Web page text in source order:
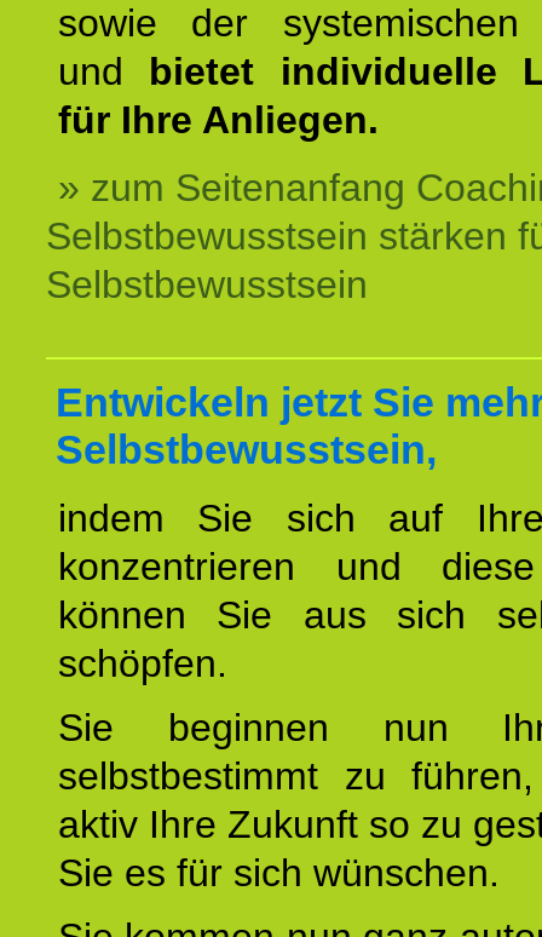
sowie der systemischen
und bietet individuelle
für Ihre Anliegen.
» zum Seitenanfang
Selbstbewusstsein stärken
Selbstbewusstsein
Entwickeln jetzt Sie
Selbstbewusstsein,
indem Sie sich auf
konzentrieren und
können Sie aus sich
schöpfen.
Sie beginnen nun
selbstbestimmt zu
aktiv Ihre Zukunft so zu
Sie es für sich wünschen.